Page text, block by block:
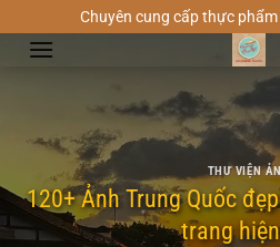
đến
Chuyên cung cấp thực
THƯ VIỆN
120+ Ảnh Trung Quốc
trang